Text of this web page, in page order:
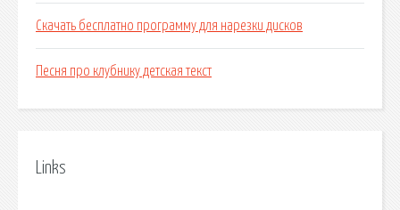
Скачать бесплатно программу для нарезки дисков
Песня про клубнику детская текст
Links